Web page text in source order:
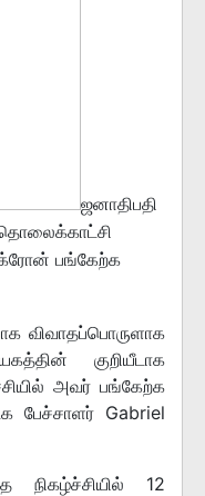
ஜனாதிபதி
பங்கேற்க
விவாதப்பொருளாக
குறியீடாக
அவர் பங்கேற்க
பேச்சாளர் Gabriel
நிகழ்ச்சியில் 12